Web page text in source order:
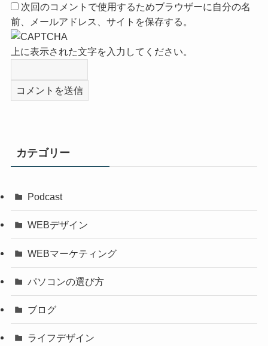
次回のコメントで使用するためブラウザーに自分の名
前、メールアドレス、サイトを保存する。
上に表示された文字を入力してください。
カテゴリー
Podcast
WEBデザイン
WEBマーケティング
パソコンの選び方
ブログ
ライフデザイン